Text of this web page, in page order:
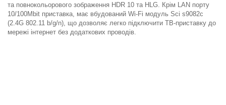
та повнокольорового зображення HDR 10 та HLG. Крім LAN порту
10/100Mbit приставка, має вбудований Wi-Fi модуль Sci s9082c
(2.4G 802.11 b/g/n), що дозволяє легко підключити ТВ-приставку до
мережі інтернет без додаткових проводів.